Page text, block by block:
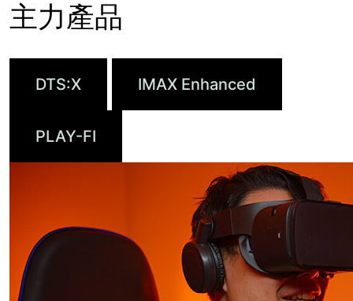
主力產品
DTS:X IMAX Enhanced
PLAY-FI